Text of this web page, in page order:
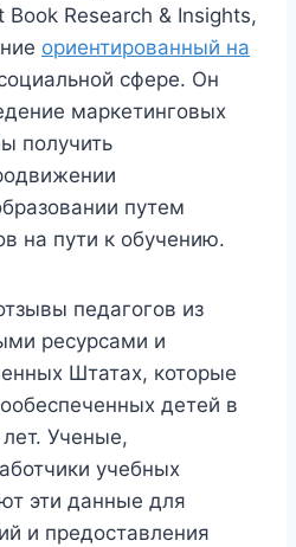
Research & Insights,
ориентированный на
сфере. Он
маркетинговых
получить
путем
на пути к обучению.
педагогов из
ресурсами и
Штатах, которые
детей в
Ученые,
учебных
эти данные для
и предоставления